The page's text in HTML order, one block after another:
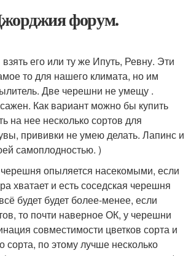
форум.
его или ту же Ипуть, Ревну. Эти
то для нашего климата, но им
Две черешни не умещу .
Как вариант можно бы купить
на нее несколько сортов для
прививки не умею делать. Лапинс и
самоплодностью. )
опыляется насекомыми, если
хватает и есть соседская черешня
будет будет более-менее, если
то почти наверное ОК, у черешни
совместимости цветков сорта и
сорта, по этому лучше несколько